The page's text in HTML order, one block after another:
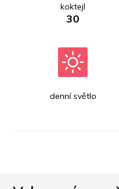
koktejl
30
denní světlo